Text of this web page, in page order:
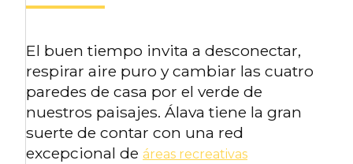
El buen tiempo invita a desconectar,
respirar aire puro y cambiar las cuatro
paredes de casa por el verde de
nuestros paisajes. Álava tiene la gran
suerte de contar con una red
excepcional de áreas recreativas